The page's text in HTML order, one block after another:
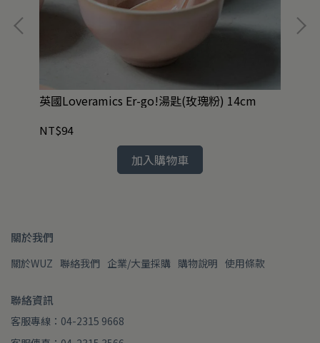
英國Loveramics Er-go!湯匙(玫瑰粉) 14cm
NT$94
加入購物車
關於我們
關於WUZ 聯絡我們 企業/大量採購 購物說明 使用條款
聯絡資訊
客服專線：04-2315 9668